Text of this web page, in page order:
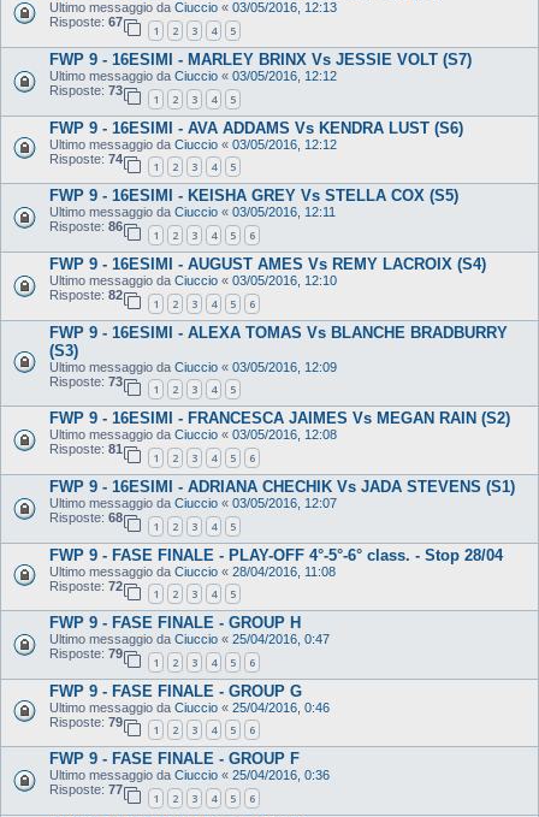
Ultimo messaggio da Ciuccio « 03/05/2016, 12:13
Risposte: 67
1 2 3 4 5
FWP 9 - 16ESIMI - MARLEY BRINX Vs JESSIE VOLT (S7)
Ultimo messaggio da Ciuccio « 03/05/2016, 12:12
Risposte: 73
1 2 3 4 5
FWP 9 - 16ESIMI - AVA ADDAMS Vs KENDRA LUST (S6)
Ultimo messaggio da Ciuccio « 03/05/2016, 12:12
Risposte: 74
1 2 3 4 5
FWP 9 - 16ESIMI - KEISHA GREY Vs STELLA COX (S5)
Ultimo messaggio da Ciuccio « 03/05/2016, 12:11
Risposte: 86
1 2 3 4 5 6
FWP 9 - 16ESIMI - AUGUST AMES Vs REMY LACROIX (S4)
Ultimo messaggio da Ciuccio « 03/05/2016, 12:10
Risposte: 82
1 2 3 4 5 6
FWP 9 - 16ESIMI - ALEXA TOMAS Vs BLANCHE BRADBURRY
(S3)
Ultimo messaggio da Ciuccio « 03/05/2016, 12:09
Risposte: 73
1 2 3 4 5
FWP 9 - 16ESIMI - FRANCESCA JAIMES Vs MEGAN RAIN (S2)
Ultimo messaggio da Ciuccio « 03/05/2016, 12:08
Risposte: 81
1 2 3 4 5 6
FWP 9 - 16ESIMI - ADRIANA CHECHIK Vs JADA STEVENS (S1)
Ultimo messaggio da Ciuccio « 03/05/2016, 12:07
Risposte: 68
1 2 3 4 5
FWP 9 - FASE FINALE - PLAY-OFF 4°-5°-6° class. - Stop 28/04
Ultimo messaggio da Ciuccio « 28/04/2016, 11:08
Risposte: 72
1 2 3 4 5
FWP 9 - FASE FINALE - GROUP H
Ultimo messaggio da Ciuccio « 25/04/2016, 0:47
Risposte: 79
1 2 3 4 5 6
FWP 9 - FASE FINALE - GROUP G
Ultimo messaggio da Ciuccio « 25/04/2016, 0:46
Risposte: 79
1 2 3 4 5 6
FWP 9 - FASE FINALE - GROUP F
Ultimo messaggio da Ciuccio « 25/04/2016, 0:36
Risposte: 77
1 2 3 4 5 6